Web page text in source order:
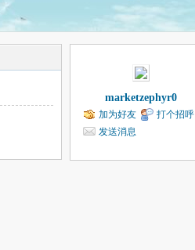
marketzephyr0
加为好友
打个招呼
发送消息